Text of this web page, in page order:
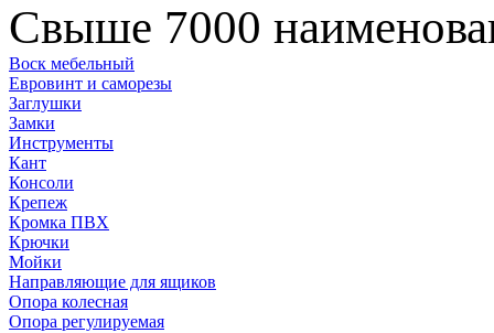
Свыше 7000
Воск мебельный
Евровинт и саморезы
Заглушки
Замки
Инструменты
Кант
Консоли
Крепеж
Кромка ПВХ
Крючки
Мойки
Направляющие для ящиков
Опора колесная
Опора регулируемая